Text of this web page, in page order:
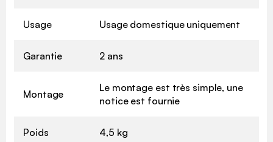
Usage Usage domestique uniquement
Garantie 2 ans
Montage
Le montage est très simple, une
notice est fournie
Poids 4,5 kg